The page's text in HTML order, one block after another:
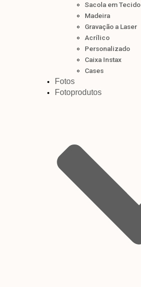
Sacola em Tecido
Madeira
Gravação a Laser
Acrílico
Personalizado
Caixa Instax
Cases
Fotos
Fotoprodutos